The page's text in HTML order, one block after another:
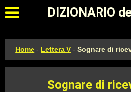
Apri il menu
DIZIONARIO
Home - Lettera V -Sognare di
Sognare di